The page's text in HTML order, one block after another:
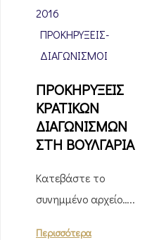
2016
ΠΡΟΚΗΡΎΞΕΙΣ-
ΔΙΑΓΩΝΙΣΜΟΊ
ΠΡΟΚΗΡΥΞΕΙΣ
ΚΡΑΤΙΚΩΝ
ΔΙΑΓΩΝΙΣΜΩΝ
ΣΤΗ ΒΟΥΛΓΑΡΙΑ
Κατεβάστε το
συνημμένο αρχείο…..
Περισσότερα